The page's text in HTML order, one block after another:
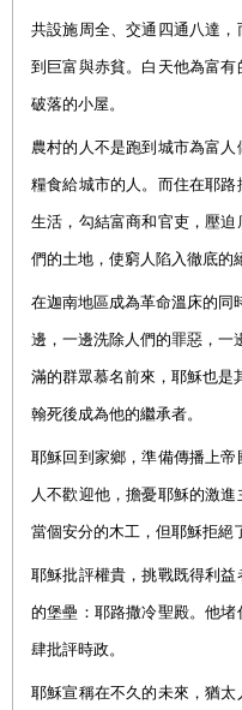
共設施周全、交通四通八達
到巨富與赤貧。白天他為富
破落的小屋。
農村的人不是跑到城市為富
糧食給城市的人。而住在耶
生活，勾結富商和官吏，壓
們的土地，使窮人陷入徹底的
在迦南地區成為革命溫床的同
邊，一邊洗除人們的罪惡，一
滿的群眾慕名前來，耶穌也是
翰死後成為他的繼承者。
耶穌回到家鄉，準備傳播上
人不歡迎他，擔憂耶穌的激
當個安分的木工，但耶穌拒絕
耶穌批評權貴，挑戰既得利
的堡壘：耶路撒冷聖殿。他
肆批評時政。
耶穌宣稱在不久的未來，猶